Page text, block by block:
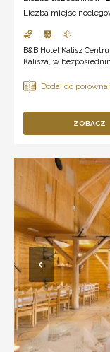
Liczba miejsc
B&B Hotel Kalisz
Kalisza, w
ZOBACZ